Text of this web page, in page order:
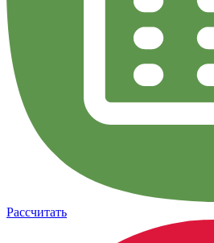
Рассчитать